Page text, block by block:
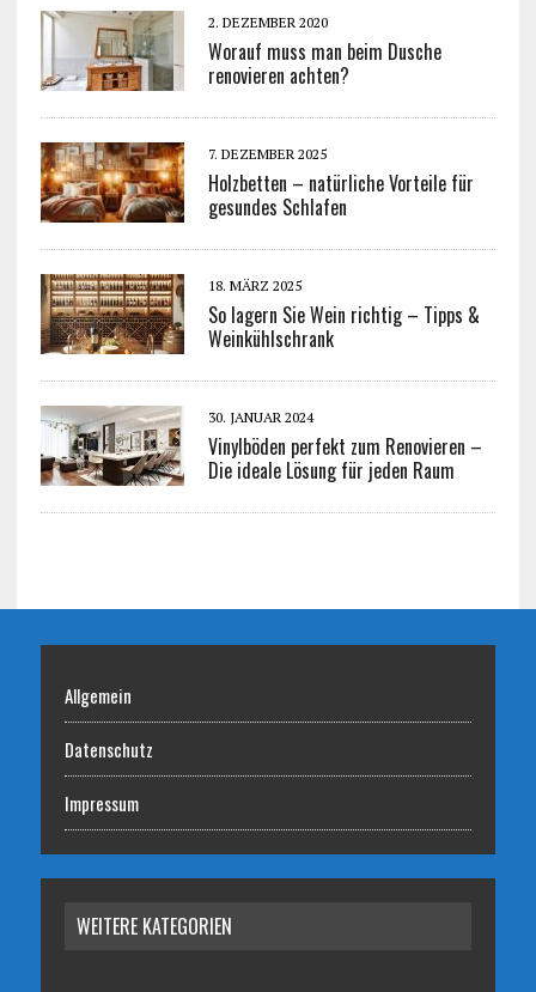
2. DEZEMBER 2020
Worauf muss man beim Dusche
renovieren achten?
7. DEZEMBER 2025
Holzbetten – natürliche Vorteile für
gesundes Schlafen
18. MÄRZ 2025
So lagern Sie Wein richtig – Tipps &
Weinkühlschrank
30. JANUAR 2024
Vinylböden perfekt zum Renovieren –
Die ideale Lösung für jeden Raum
Allgemein
Datenschutz
Impressum
WEITERE KATEGORIEN